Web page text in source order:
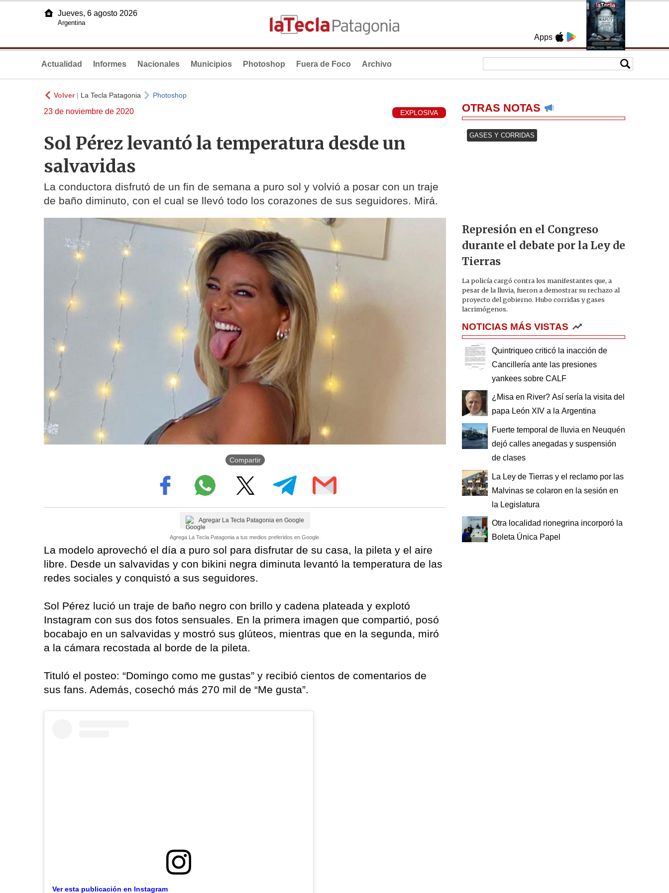
Apps
Jueves, 6 agosto 2026
Argentina
Actualidad Informes Nacionales Municipios Photoshop Fuera de Foco Archivo
Volver| La Tecla Patagonia Photoshop
23 de noviembre de 2020 EXPLOSIVA
Sol Pérez levantó la temperatura desde un
salvavidas
La conductora disfrutó de un fin de semana a puro sol y volvió a posar con un traje
de baño diminuto, con el cual se llevó todo los corazones de sus seguidores. Mirá.
Compartir
Agregar La Tecla Patagonia en Google
Agrega La Tecla Patagonia a tus medios preferidos en Google.
La modelo aprovechó el día a puro sol para disfrutar de su casa, la pileta y el aire
libre. Desde un salvavidas y con bikini negra diminuta levantó la temperatura de las
redes sociales y conquistó a sus seguidores.
Sol Pérez lució un traje de baño negro con brillo y cadena plateada y explotó
Instagram con sus dos fotos sensuales. En la primera imagen que compartió, posó
bocabajo en un salvavidas y mostró sus glúteos, mientras que en la segunda, miró
a la cámara recostada al borde de la pileta.
Tituló el posteo: “Domingo como me gustas” y recibió cientos de comentarios de
sus fans. Además, cosechó más 270 mil de “Me gusta”.
Ver esta publicación en Instagram
OTRAS NOTAS
GASES Y CORRIDAS
Represión en el Congreso
durante el debate por la Ley de
Tierras
La policía cargó contra los manifestantes que, a
pesar de la lluvia, fueron a demostrar su rechazo al
proyecto del gobierno. Hubo corridas y gases
lacrimógenos.
NOTICIAS MÁS VISTAS
Quintriqueo criticó la inacción de
Cancillería ante las presiones
yankees sobre CALF
¿Misa en River? Así sería la visita del
papa León XIV a la Argentina
Fuerte temporal de lluvia en Neuquén
dejó calles anegadas y suspensión
de clases
La Ley de Tierras y el reclamo por las
Malvinas se colaron en la sesión en
la Legislatura
Otra localidad rionegrina incorporó la
Boleta Única Papel